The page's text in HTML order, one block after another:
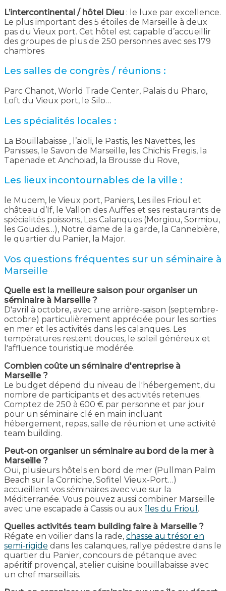
L’intercontinental / hôtel Dieu : le luxe par excellence.
Le plus important des 5 étoiles de Marseille à deux
pas du Vieux port. Cet hôtel est capable d’accueillir
des groupes de plus de 250 personnes avec ses 179
chambres
Les salles de congrès / réunions :
Parc Chanot, World Trade Center, Palais du Pharo,
Loft du Vieux port, le Silo…
Les spécialités locales :
La Bouillabaisse , l’aioli, le Pastis, les Navettes, les
Panisses, le Savon de Marseille, les Chichis Fregis, la
Tapenade et Anchoiad, la Brousse du Rove,
Les lieux incontournables de la ville :
le Mucem, le Vieux port, Paniers, Les iles Frioul et
château d’If, le Vallon des Auffes et ses restaurants de
spécialités poissons, Les Calanques (Morgiou, Sormiou,
les Goudes…), Notre dame de la garde, la Cannebière,
le quartier du Panier, la Major.
Vos questions fréquentes sur un séminaire à
Marseille
Quelle est la meilleure saison pour organiser un
séminaire à Marseille ?
D'avril à octobre, avec une arrière-saison (septembre-
octobre) particulièrement appréciée pour les sorties
en mer et les activités dans les calanques. Les
températures restent douces, le soleil généreux et
l'affluence touristique modérée.
Combien coûte un séminaire d'entreprise à
Marseille ?
Le budget dépend du niveau de l'hébergement, du
nombre de participants et des activités retenues.
Comptez de 250 à 600 € par personne et par jour
pour un séminaire clé en main incluant
hébergement, repas, salle de réunion et une activité
team building.
Peut-on organiser un séminaire au bord de la mer à
Marseille ?
Oui, plusieurs hôtels en bord de mer (Pullman Palm
Beach sur la Corniche, Sofitel Vieux-Port…)
accueillent vos séminaires avec vue sur la
Méditerranée. Vous pouvez aussi combiner Marseille
avec une escapade à Cassis ou aux îles du Frioul .
Quelles activités team building faire à Marseille ?
Régate en voilier dans la rade, chasse au trésor en
semi-rigide dans les calanques, rallye pédestre dans le
quartier du Panier, concours de pétanque avec
apéritif provençal, atelier cuisine bouillabaisse avec
un chef marseillais.